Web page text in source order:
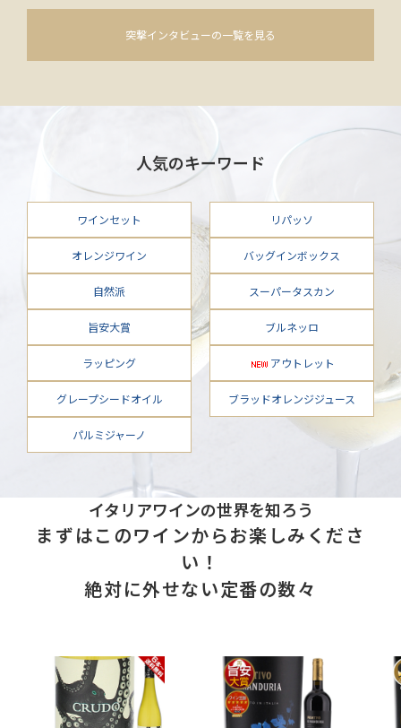
突撃インタビューの一覧を見る
人気のキーワード
ワインセット リパッソ
オレンジワイン バッグインボックス
自然派 スーパータスカン
旨安大賞 ブルネッロ
ラッピング アウトレット
グレープシードオイル ブラッドオレンジジュース
パルミジャーノ
イタリアワインの世界を知ろう
まずはこのワインからお楽しみくださ
い！
絶対に外せない定番の数々